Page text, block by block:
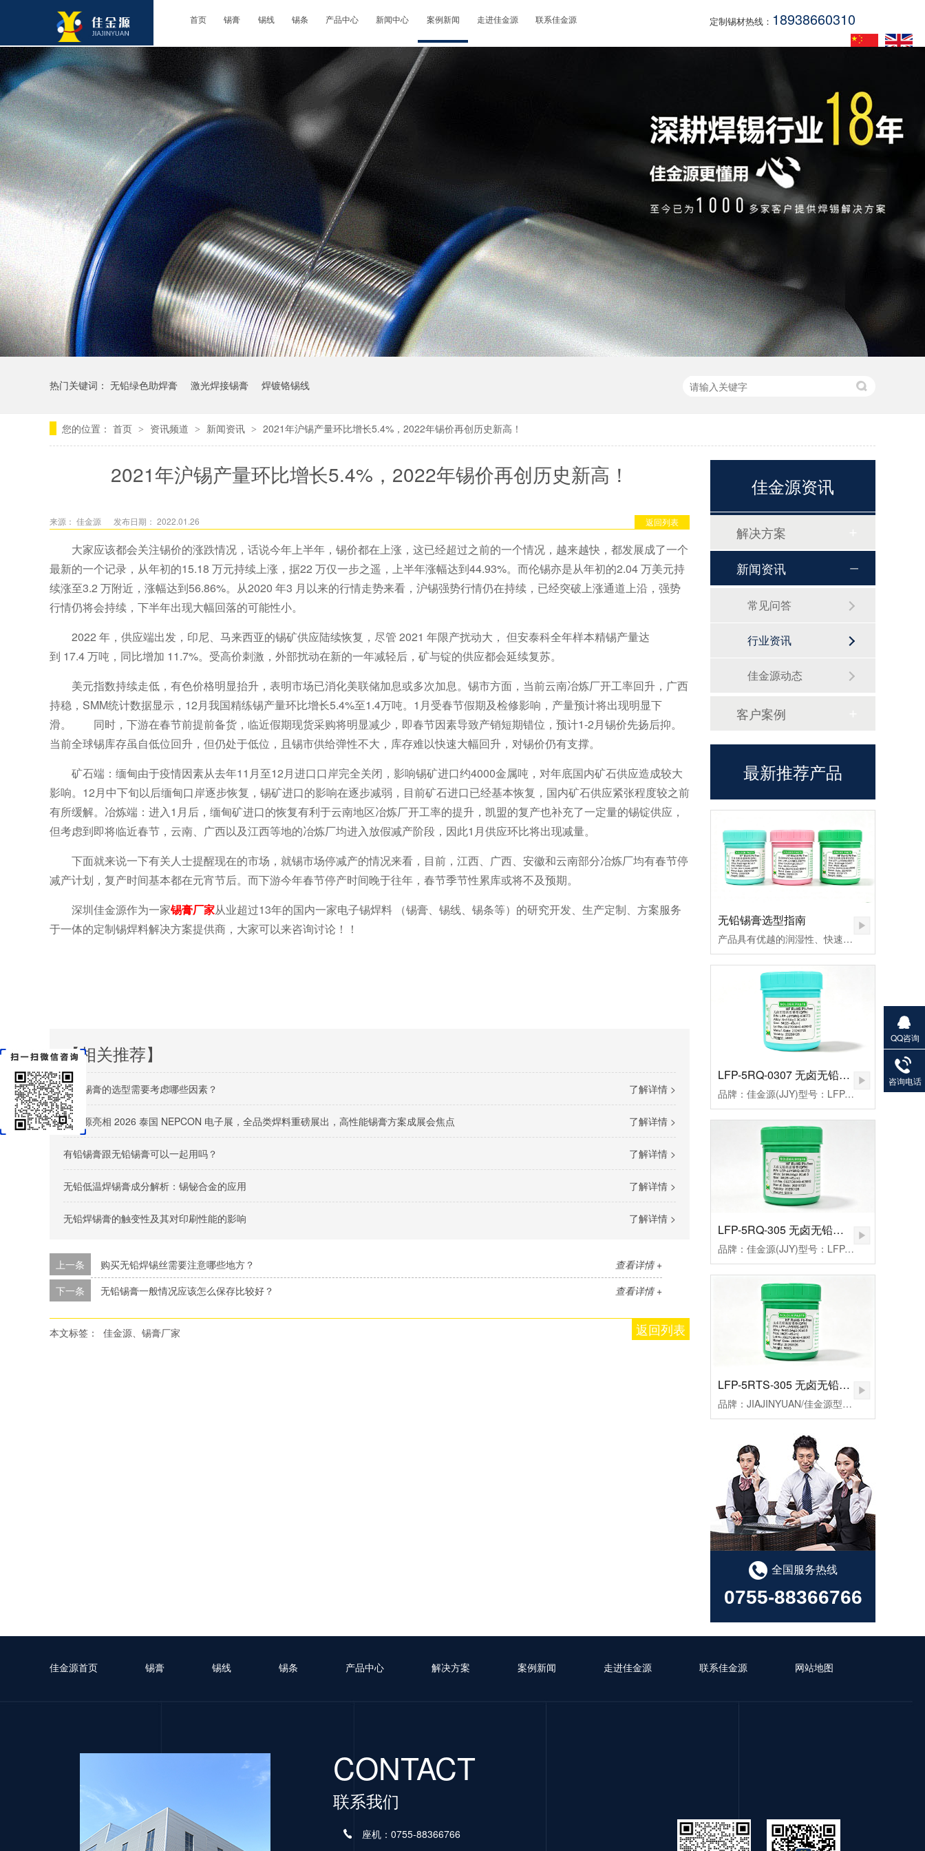
首页 锡膏 锡线 锡条 产品中心 新闻中心 案例新闻 走进佳金源 联系佳金源 定制锡材热线： 18938660310
热门关键词： 无铅绿色助焊膏 激光焊接锡膏 焊镀铬锡线
您的位置： 首页 > 资讯频道 > 新闻资讯 > 2021年沪锡产量环比增长5.4%，2022年锡价再创历史新高！
2021年沪锡产量环比增长5.4%，2022年锡价再创历史新高！
返回列表
来源： 佳金源 发布日期： 2022.01.26
大家应该都会关注锡价的涨跌情况，话说今年上半年，锡价都在上涨，这已经超过之前的一个情况，越来越快，都发展成了一个
最新的一个记录，从年初的15.18 万元持续上涨，据22 万仅一步之遥，上半年涨幅达到44.93%。而伦锡亦是从年初的2.04 万美元持
续涨至3.2 万附近，涨幅达到56.86%。从2020 年3 月以来的行情走势来看，沪锡强势行情仍在持续，已经突破上涨通道上沿，强势
行情仍将会持续，下半年出现大幅回落的可能性小。
2022 年，供应端出发，印尼、马来西亚的锡矿供应陆续恢复，尽管 2021 年限产扰动大， 但安泰科全年样本精锡产量达
到 17.4 万吨，同比增加 11.7%。受高价刺激，外部扰动在新的一年减轻后，矿与锭的供应都会延续复苏。
美元指数持续走低，有色价格明显抬升，表明市场已消化美联储加息或多次加息。锡市方面，当前云南冶炼厂开工率回升，广西
持稳，SMM统计数据显示，12月我国精练锡产量环比增长5.4%至1.4万吨。1月受春节假期及检修影响，产量预计将出现明显下
滑。 同时，下游在春节前提前备货，临近假期现货采购将明显减少，即春节因素导致产销短期错位，预计1-2月锡价先扬后抑。
当前全球锡库存虽自低位回升，但仍处于低位，且锡市供给弹性不大，库存难以快速大幅回升，对锡价仍有支撑。
矿石端：缅甸由于疫情因素从去年11月至12月进口口岸完全关闭，影响锡矿进口约4000金属吨，对年底国内矿石供应造成较大
影响。12月中下旬以后缅甸口岸逐步恢复，锡矿进口的影响在逐步减弱，目前矿石进口已经基本恢复，国内矿石供应紧张程度较之前
有所缓解。冶炼端：进入1月后，缅甸矿进口的恢复有利于云南地区冶炼厂开工率的提升，凯盟的复产也补充了一定量的锡锭供应，
但考虑到即将临近春节，云南、广西以及江西等地的冶炼厂均进入放假减产阶段，因此1月供应环比将出现减量。
下面就来说一下有关人士提醒现在的市场，就锡市场停减产的情况来看，目前，江西、广西、安徽和云南部分冶炼厂均有春节停
减产计划，复产时间基本都在元宵节后。而下游今年春节停产时间晚于往年，春节季节性累库或将不及预期。
深圳佳金源作为一家锡膏厂家从业超过13年的国内一家电子锡焊料 （锡膏、锡线、锡条等）的研究开发、生产定制、方案服务
于一体的定制锡焊料解决方案提供商，大家可以来咨询讨论！！
【相关推荐】
了解详情 >
无铅锡膏的选型需要考虑哪些因素？
了解详情 >
佳金源亮相 2026 泰国 NEPCON 电子展，全品类焊料重磅展出，高性能锡膏方案成展会焦点
了解详情 >
有铅锡膏跟无铅锡膏可以一起用吗？
了解详情 >
无铅低温焊锡膏成分解析：锡铋合金的应用
了解详情 >
无铅焊锡膏的触变性及其对印刷性能的影响
查看详情 +
上一条
购买无铅焊锡丝需要注意哪些地方？
查看详情 +
下一条 无铅锡膏一般情况应该怎么保存比较好？
返回列表
本文标签： 佳金源、锡膏厂家
佳金源资讯
解决方案
新闻资讯
常见问答
行业资讯
佳金源动态
客户案例
最新推荐产品
无铅锡膏选型指南
产品具有优越的润湿性、快速点焊、拖焊、低残留和免清洗等特点，符合国际环保ROHS、REACH、PAHs、Phthalates等标准的限制，还从而帮您实现环保发展无忧无虑。
LFP-5RQ-0307 无卤无铅高温锡膏
品牌：佳金源(JJY)型号：LFP-JJY5RQ-0307T3合金成分：Sn99Ag0.3Cu0.7颗粒度：3#(25-45um）粘度：190±20Pa.S活性：高活性熔点：221-227℃峰值温度：235-255（℃）规格：500克/瓶
LFP-5RQ-305 无卤无铅高温锡膏
品牌：佳金源(JJY)型号：LFP-JJY5RQ-305T3合金成分：Sn96.5Ag3.0Cu0.5颗粒度：3#(25-45um）粘度：190±20Pa.S活性：高活性熔点：217℃峰值温度：235-255（℃）规格：500克/瓶
LFP-5RTS-305 无卤无铅高温锡膏
品牌：JIAJINYUAN/佳金源型号：LFP-JJY5RTS-305T3合金成分：Sn96.5Ag3.0Cu0.5颗粒度：3#(25-45um）粘度：185±20Pa.S活性：较高活性熔点：217℃峰值温度：235-255℃规格：500克/瓶
全国服务热线
0755-88366766
佳金源首页 锡膏 锡线 锡条 产品中心 解决方案 案例新闻 走进佳金源 联系佳金源 网站地图
CONTACT
联系我们
座机：0755-88366766
QQ咨询
27901383
82
咨询电话